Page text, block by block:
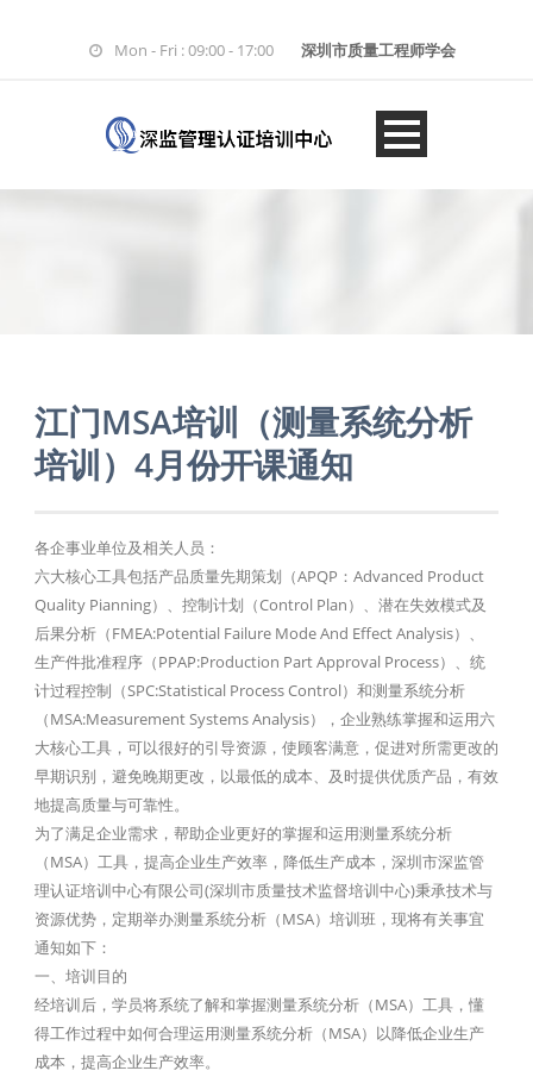
Mon - Fri : 09:00 - 17:00 深圳市质量工程师学会
江门MSA培训（测量系统分析
培训）4月份开课通知
各企事业单位及相关人员：
六大核心工具包括产品质量先期策划（APQP：Advanced Product
Quality Pianning）、控制计划（Control Plan）、潜在失效模式及
后果分析（FMEA:Potential Failure Mode And Effect Analysis）、
生产件批准程序（PPAP:Production Part Approval Process）、统
计过程控制（SPC:Statistical Process Control）和测量系统分析
（MSA:Measurement Systems Analysis），企业熟练掌握和运用六
大核心工具，可以很好的引导资源，使顾客满意，促进对所需更改的
早期识别，避免晚期更改，以最低的成本、及时提供优质产品，有效
地提高质量与可靠性。
为了满足企业需求，帮助企业更好的掌握和运用测量系统分析
（MSA）工具，提高企业生产效率，降低生产成本，深圳市深监管
理认证培训中心有限公司(深圳市质量技术监督培训中心)秉承技术与
资源优势，定期举办测量系统分析（MSA）培训班，现将有关事宜
通知如下：
一、培训目的
经培训后，学员将系统了解和掌握测量系统分析（MSA）工具，懂
得工作过程中如何合理运用测量系统分析（MSA）以降低企业生产
成本，提高企业生产效率。